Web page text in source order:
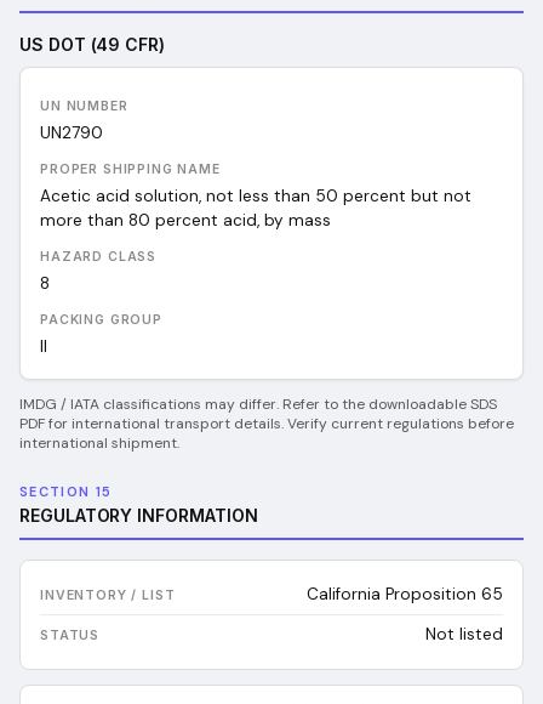
US DOT (49 CFR)
UN NUMBER
UN2790
PROPER SHIPPING NAME
Acetic acid solution, not less than 50 percent but not
more than 80 percent acid, by mass
HAZARD CLASS
8
PACKING GROUP
II
IMDG / IATA classifications may differ. Refer to the downloadable SDS
PDF for international transport details. Verify current regulations before
international shipment.
SECTION 15
REGULATORY INFORMATION
California Proposition 65
Not listed